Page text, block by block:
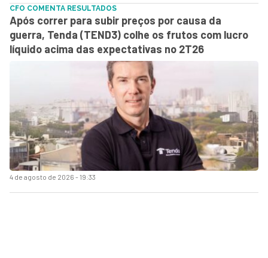
4 de agosto de 2026 - 19:33
CFO COMENTA RESULTADOS
Após correr para subir preços por causa da
guerra, Tenda (TEND3) colhe os frutos com lucro
líquido acima das expectativas no 2T26